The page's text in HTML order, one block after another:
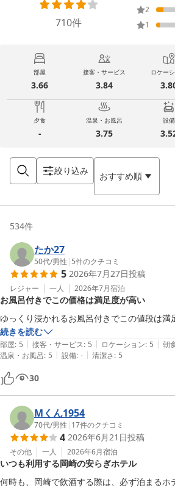
710件
2
1
部屋
3.66
接客・サービス
3.84
ロケー
夕食
-
温泉・お風呂
3.75
設備
絞り込み おすすめ順
534件
たか27
50代/男性 | 5件のクチコミ
5 2026年7月27日投稿
レジャー 一人 2026年7月宿泊
お風呂付きでこの価格は満足度が高い
ゆっくり浸かれるお風呂付きでこの値段は満
続きを読む
部屋: 5 | 接客・サービス: 5 | ロケーション: 5 | 朝
温泉・お風呂: 5 | 設備: - | 清潔さ: 5
30
Mくん1954
70代/男性 | 17件のクチコミ
4 2026年6月21日投稿
その他 一人 2026年6月宿泊
いつも利用する岡崎の安らぎホテル
何時も、岡崎で飲酒する際は、必ず泊まるホ